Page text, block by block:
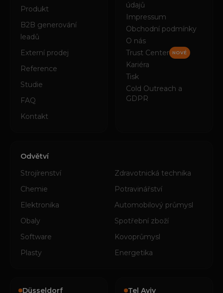
Produkt
B2B generování
leadů
Externí prodej
Reference
Studie
FAQ
Kontakt
údajů
Impressum
Obchodní podmínky
O nás
Trust Center
NOVÉ
Kariéra
Tisk
Cold Outreach a
GDPR
Odvětví
Strojírenství
Zdravotnická technika
Chemie
Potravinářství
Elektronika
Automobilový průmysl
Obaly
Spotřební zboží
Software
Kovoprůmysl
Plasty
Energetika
Düsseldorf Tel Aviv